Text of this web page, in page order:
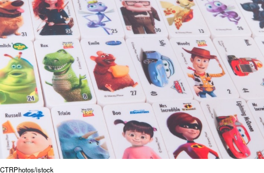
CTRPhotos/istock